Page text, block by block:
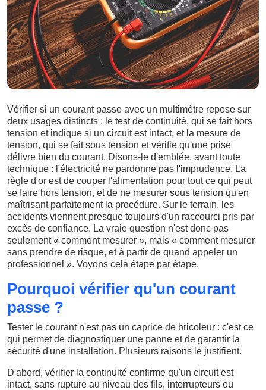
Vérifier si un courant passe avec un multimètre repose sur
deux usages distincts : le test de continuité, qui se fait hors
tension et indique si un circuit est intact, et la mesure de
tension, qui se fait sous tension et vérifie qu'une prise
délivre bien du courant. Disons-le d'emblée, avant toute
technique : l'électricité ne pardonne pas l'imprudence. La
règle d'or est de couper l'alimentation pour tout ce qui peut
se faire hors tension, et de ne mesurer sous tension qu'en
maîtrisant parfaitement la procédure. Sur le terrain, les
accidents viennent presque toujours d'un raccourci pris par
excès de confiance. La vraie question n'est donc pas
seulement « comment mesurer », mais « comment mesurer
sans prendre de risque, et à partir de quand appeler un
professionnel ». Voyons cela étape par étape.
Pourquoi vérifier qu'un courant
passe ?
Tester le courant n'est pas un caprice de bricoleur : c'est ce
qui permet de diagnostiquer une panne et de garantir la
sécurité d'une installation. Plusieurs raisons le justifient.
D'abord, vérifier la continuité confirme qu'un circuit est
intact, sans rupture au niveau des fils, interrupteurs ou